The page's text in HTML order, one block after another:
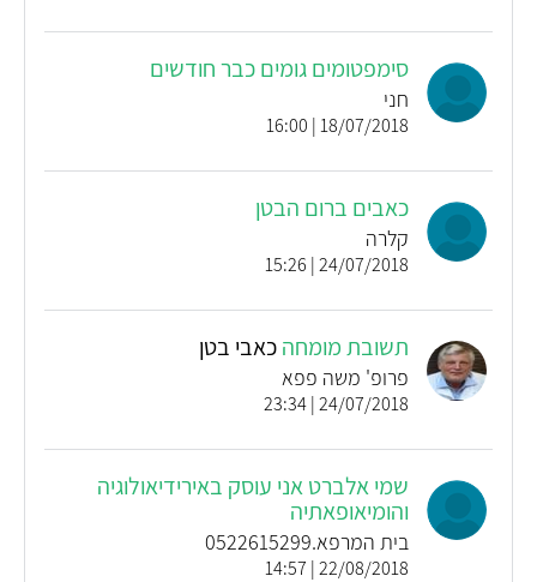
סימפטומים גומים כבר חודשים
חני
18/07/2018 | 16:00
כאבים ברום הבטן
קלרה
24/07/2018 | 15:26
תשובת מומחהכאבי בטן
פרופ' משה פפא
24/07/2018 | 23:34
שמי אלברט אני עוסק באירידיאולוגיה
והומיאופאתיה
בית המרפא.0522615299
22/08/2018 | 14:57